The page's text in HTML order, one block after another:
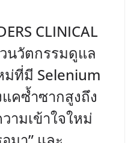
CLINICAL
วนวัตกรรมดูแล
ที่มี Selenium
คซ้ำซากสูงถึง
ามเข้าใจใหม่